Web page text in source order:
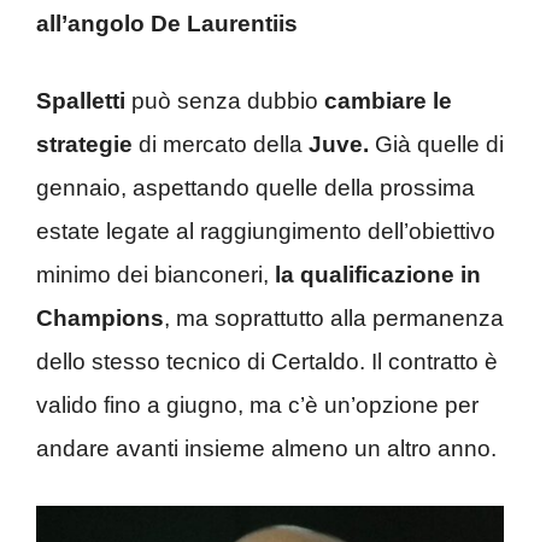
all’angolo De Laurentiis
Spalletti può senza dubbio cambiare le
strategie di mercato della Juve. Già quelle di
gennaio, aspettando quelle della prossima
estate legate al raggiungimento dell’obiettivo
minimo dei bianconeri, la qualificazione in
Champions, ma soprattutto alla permanenza
dello stesso tecnico di Certaldo. Il contratto è
valido fino a giugno, ma c’è un’opzione per
andare avanti insieme almeno un altro anno.